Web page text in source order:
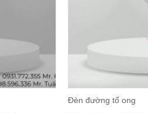
Đèn đường tổ ong